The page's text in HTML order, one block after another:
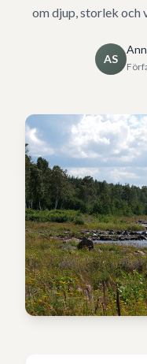
om djup, storlek och
AS